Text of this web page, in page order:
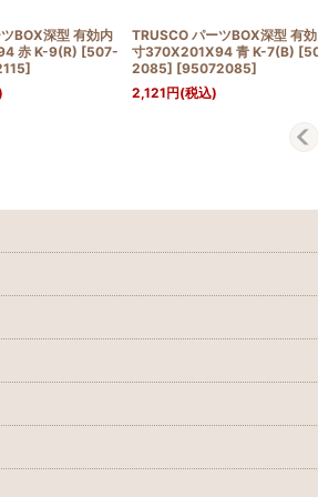
BOX深型 有効内
赤 K-9(R) [507-
]
TRUSCO パーツBOX深型 有
寸370X201X94 青 K-7(B)
2085] [95072085]
2,121円(税込)